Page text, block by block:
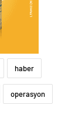
haber
operasyon